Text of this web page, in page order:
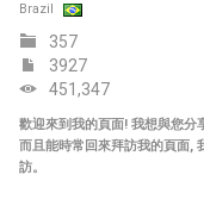
Brazil
357
3927
451,347
歡迎來到我的頁面! 我想與您分
而且能時常回來拜訪我的頁面,
訪。